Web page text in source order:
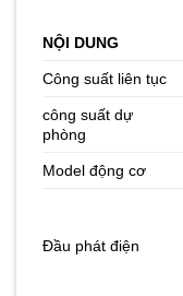
NỘI DUNG
Công suất liên tục
công suất dự
phòng
Model động cơ
Đầu phát điện